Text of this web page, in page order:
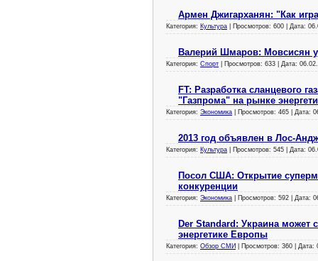
Армен Джигарханян: "Как
Категория: Культура | Просмотров: 600 | Дата:
Валерий Шмаров: Мовсисян
Категория: Спорт | Просмотров: 633 | Дата:
FT: Разработка сланцевого
"Газпрома" на рынке
Категория: Экономика | Просмотров: 465 | Дата:
2013 год объявлен в Лос-
Категория: Культура | Просмотров: 545 | Дата:
Посол США: Открытие
конкуренции
Категория: Экономика | Просмотров: 592 | Дата:
Der Standard: Украина может
энергетике Европы
Категория: Обзор СМИ | Просмотров: 360 | Дата: